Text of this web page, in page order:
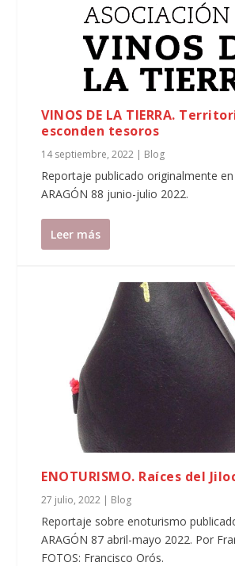
VINOS DE LA TIERRA.
esconden tesoros
14 septiembre, 2022 | Blog
Reportaje publicado originalmente en
ARAGÓN 88 junio-julio 2022.
Leer más
ENOTURISMO. Raíces del
27 julio, 2022 | Blog
Reportaje sobre enoturismo
ARAGÓN 87 abril-mayo 2022. Por
FOTOS: Francisco Orós.